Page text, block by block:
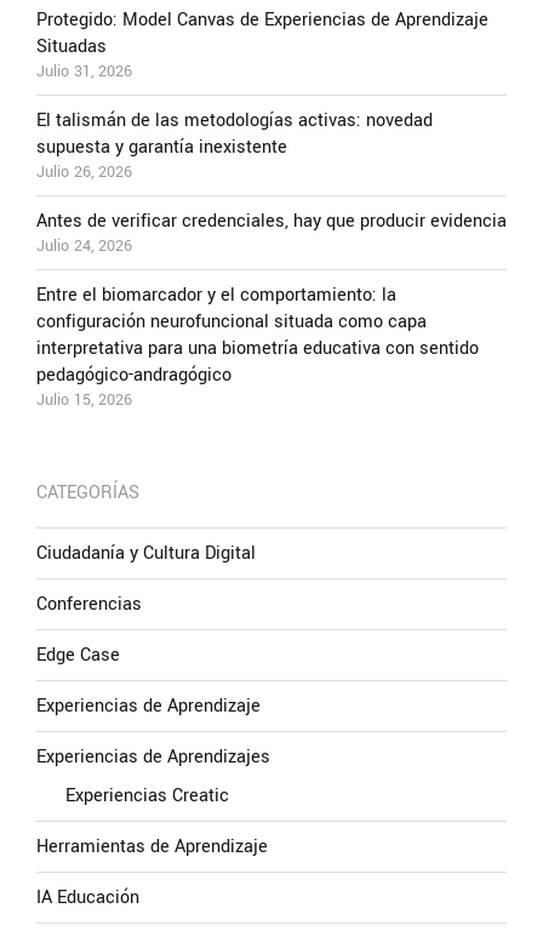
Protegido: Model Canvas de Experiencias de Aprendizaje
Situadas
Julio 31, 2026
El talismán de las metodologías activas: novedad
supuesta y garantía inexistente
Julio 26, 2026
Antes de verificar credenciales, hay que producir evidencia
Julio 24, 2026
Entre el biomarcador y el comportamiento: la
configuración neurofuncional situada como capa
interpretativa para una biometría educativa con sentido
pedagógico-andragógico
Julio 15, 2026
CATEGORÍAS
Ciudadanía y Cultura Digital
Conferencias
Edge Case
Experiencias de Aprendizaje
Experiencias de Aprendizajes
Experiencias Creatic
Herramientas de Aprendizaje
IA Educación